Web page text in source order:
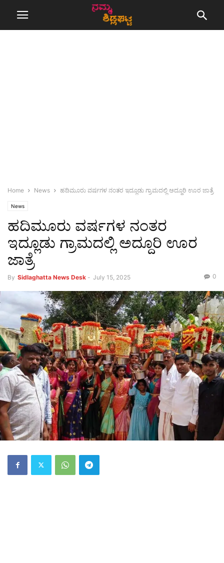
Home News ಹದಿಮೂರು ವರ್ಷಗಳ ನಂತರ ಇದ್ಲೂಡು ಗ್ರಾಮದಲ್ಲಿ ಅದ್ದೂರಿ ಊರ ಜಾತ್ರೆ
News
ಹದಿಮೂರು ವರ್ಷಗಳ ನಂತರ
ಇದ್ಲೂಡು ಗ್ರಾಮದಲ್ಲಿ ಅದ್ದೂರಿ ಊರ
ಜಾತ್ರೆ
By Sidlaghatta News Desk - July 15, 2025 0